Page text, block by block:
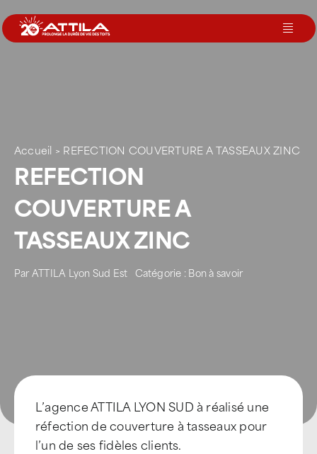
au
contenu
Nos agences
Votre toit
Rejoignez-nous
Accueil > REFECTION COUVERTURE A TASSEAUX ZINC
REFECTION
COUVERTURE A
TASSEAUX ZINC
ParATTILA Lyon Sud Est Catégorie : Bon à savoir
L’agence ATTILA LYON SUD à réalisé une
réfection de couverture à tasseaux pour
l’un de ses fidèles clients.